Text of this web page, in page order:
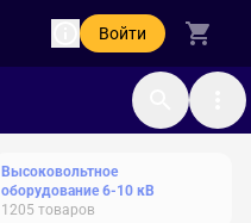
Войти
Высоковольтное
оборудование 6-10 кВ
1205 товаров